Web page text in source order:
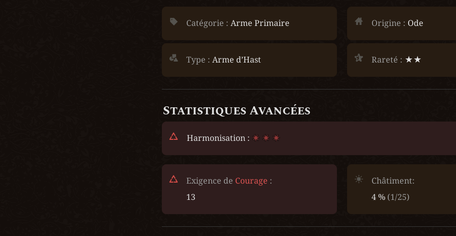
Catégorie : Arme Primaire
Type : Arme d’Hast
Origine : Ode
Rareté : ★★
Statistiques Avancées
Harmonisation :
Exigence de Courage :
13
Châtiment:
4 % (1/25)